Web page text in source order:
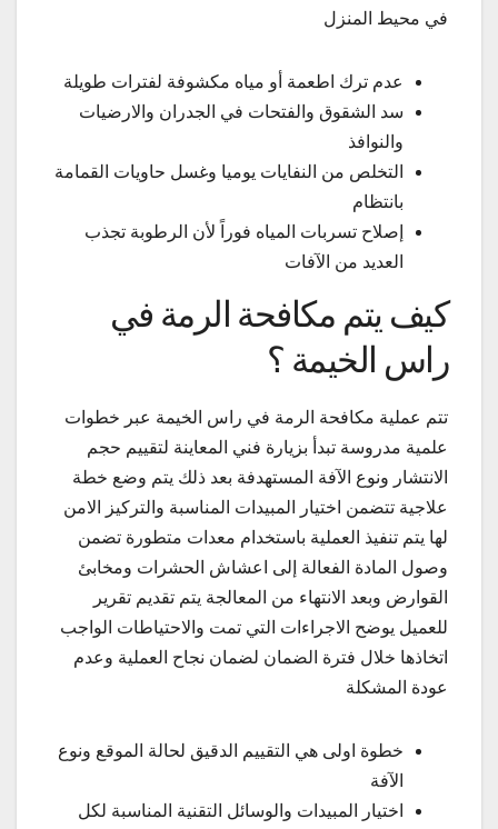
في محيط المنزل
عدم ترك اطعمة أو مياه مكشوفة لفترات طويلة
سد الشقوق والفتحات في الجدران والارضيات
والنوافذ
التخلص من النفايات يوميا وغسل حاويات القمامة
بانتظام
إصلاح تسربات المياه فوراً لأن الرطوبة تجذب
العديد من الآفات
كيف يتم مكافحة الرمة في
راس الخيمة ؟
تتم عملية مكافحة الرمة في راس الخيمة عبر خطوات
علمية مدروسة تبدأ بزيارة فني المعاينة لتقييم حجم
الانتشار ونوع الآفة المستهدفة بعد ذلك يتم وضع خطة
علاجية تتضمن اختيار المبيدات المناسبة والتركيز الامن
لها يتم تنفيذ العملية باستخدام معدات متطورة تضمن
وصول المادة الفعالة إلى اعشاش الحشرات ومخابئ
القوارض وبعد الانتهاء من المعالجة يتم تقديم تقرير
للعميل يوضح الاجراءات التي تمت والاحتياطات الواجب
اتخاذها خلال فترة الضمان لضمان نجاح العملية وعدم
عودة المشكلة
خطوة اولى هي التقييم الدقيق لحالة الموقع ونوع
الآفة
اختيار المبيدات والوسائل التقنية المناسبة لكل